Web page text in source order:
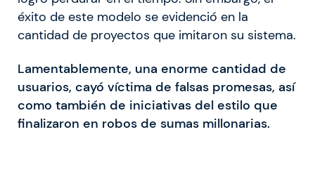
éxito de este modelo se evidenció en la
cantidad de proyectos que imitaron su sistema.
Lamentablemente, una enorme cantidad de
usuarios, cayó víctima de falsas promesas, así
como también de iniciativas del estilo que
finalizaron en robos de sumas millonarias.